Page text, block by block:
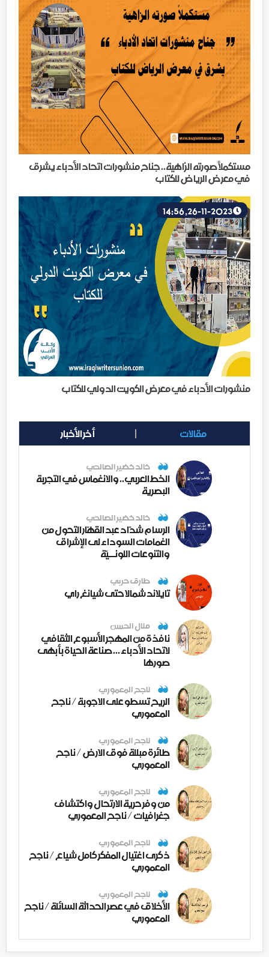
مستكملاً صورته الزاهية.. جناح منشورات اتحاد الأدباء يشرق
في معرض الرياض للكتاب
منشورات الأدباء في معرض الكويت الدولي للكتاب
مقالات أخر الأخبار
خالد خضير الصالحي
الخط العربي.. والانغماس في التجربة
البصرية
خالد خضير الصالحي
الرسام شدّاد عبد القهّار التحول من
الغمامات السوداء لى الإشراق
والتنوعات اللونــيّة
طارق حربي
تايلاند شمالا حتى شيانغ راي
منال الحسن
نافذة من المهجر الأسبوع الثقافي
لاتحاد الأدباء ... صناعة الحياة بأبهى
صورها
ناجح المعموري
الريح تسطو على الاجوبة / ناجح
المعموري
ناجح المعموري
طائرة مبللة فوق الارض / ناجح
المعموري
ناجح المعموري
من وفر حرية الارتحال واكتشاف
جغرافيات / ناجح المعموري
ناجح المعموري
ذكرى اغتيال المفكر كامل شياع / ناجح
المعموري
ناجح المعموري
الأخلاق في عصر الحداثة السائلة / ناجح
المعموري